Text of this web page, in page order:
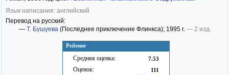
Рейтинг
Средняя оценка: 7.53
Оценок: 111
Язык написания: английский
Перевод на русский:
— Т. Бушуева (Последнее приключение Флинкса); 1995 г. — 2 изд.